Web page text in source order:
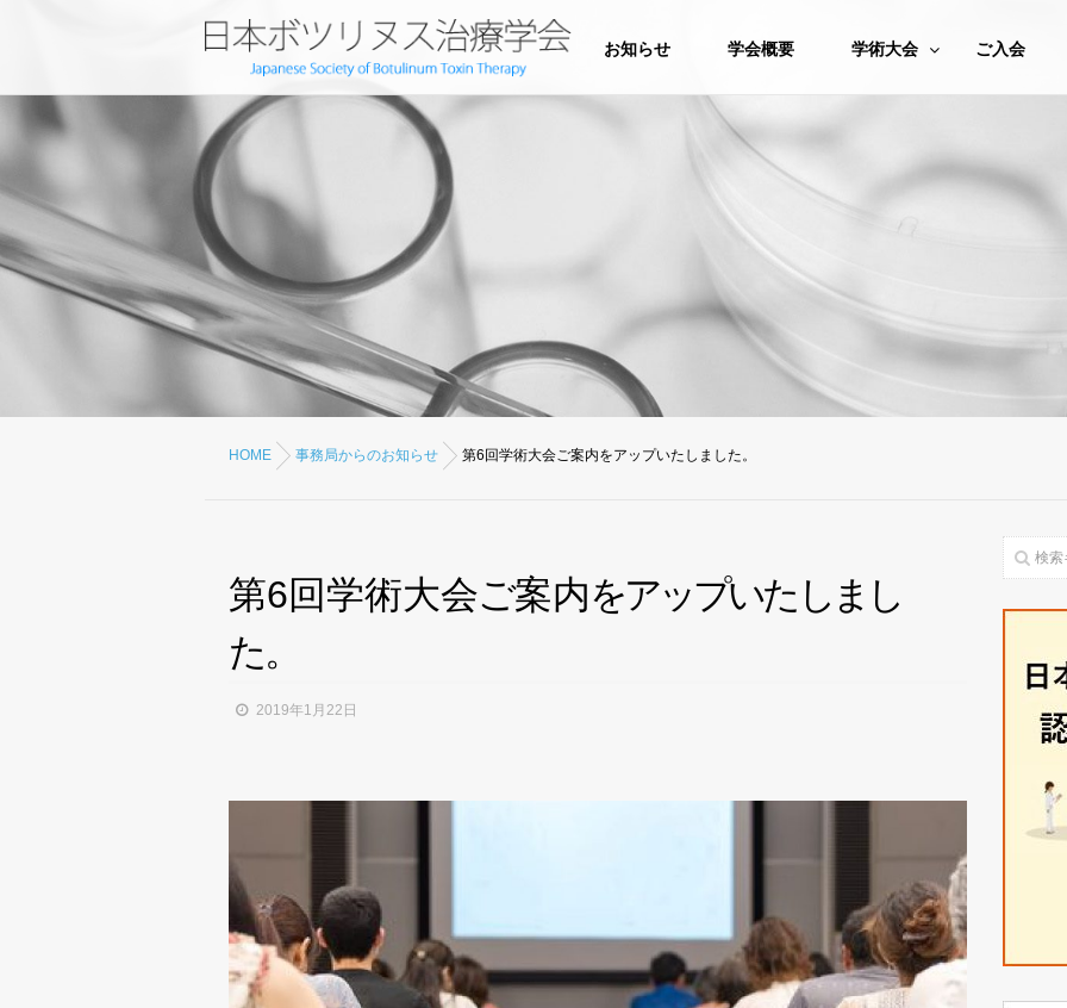
お知らせ 学会概要 学術大会 ご入会
HOME 事務局からのお知らせ 第6回学術大会ご案内をアップいたしました。
第6回学術大会ご案内をアップいた し ま し
た。
2019年1月22日